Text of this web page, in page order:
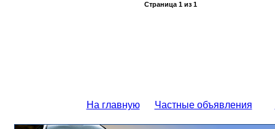
Страница 1из 1
На главную Частные объявления